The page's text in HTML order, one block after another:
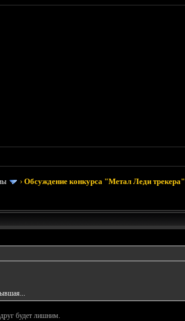
›Обсуждение конкурса "Метал Леди трекера"
будет лишним.